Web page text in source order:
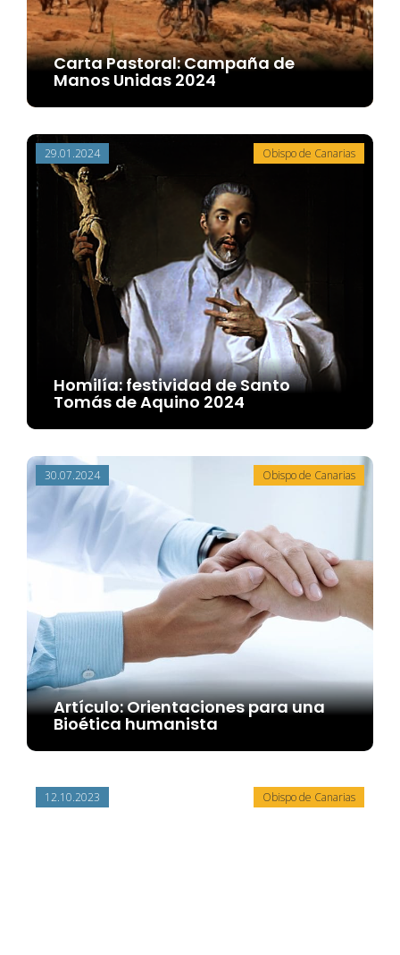
Carta Pastoral: Campaña de
Manos Unidas 2024
29.01.2024 Obispo de Canarias
Homilía: festividad de Santo
Tomás de Aquino 2024
30.07.2024 Obispo de Canarias
Artículo: Orientaciones para una
Bioética humanista
12.10.2023 Obispo de Canarias